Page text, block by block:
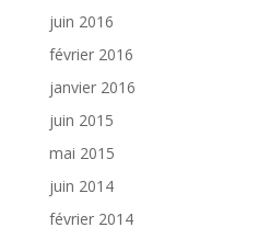
juin 2016
février 2016
janvier 2016
juin 2015
mai 2015
juin 2014
février 2014